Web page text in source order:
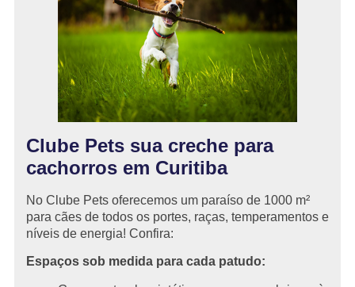
Clube Pets sua creche para
cachorros em Curitiba
No Clube Pets oferecemos um paraíso de 1000 m²
para cães de todos os portes, raças, temperamentos e
níveis de energia! Confira:
Espaços sob medida para cada patudo: